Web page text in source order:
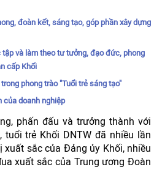
đoàn kết, sáng tạo, góp phần xây dựng
và làm theo tư tưởng, đạo đức, phong
cấp Khối
phong trào "Tuổi trẻ sáng tạo"
của doanh nghiệp
phấn đấu và trưởng thành với
trẻ Khối DNTW đã nhiều lần
sắc của Đảng ủy Khối, nhiều
xuất sắc của Trung ương Đoàn